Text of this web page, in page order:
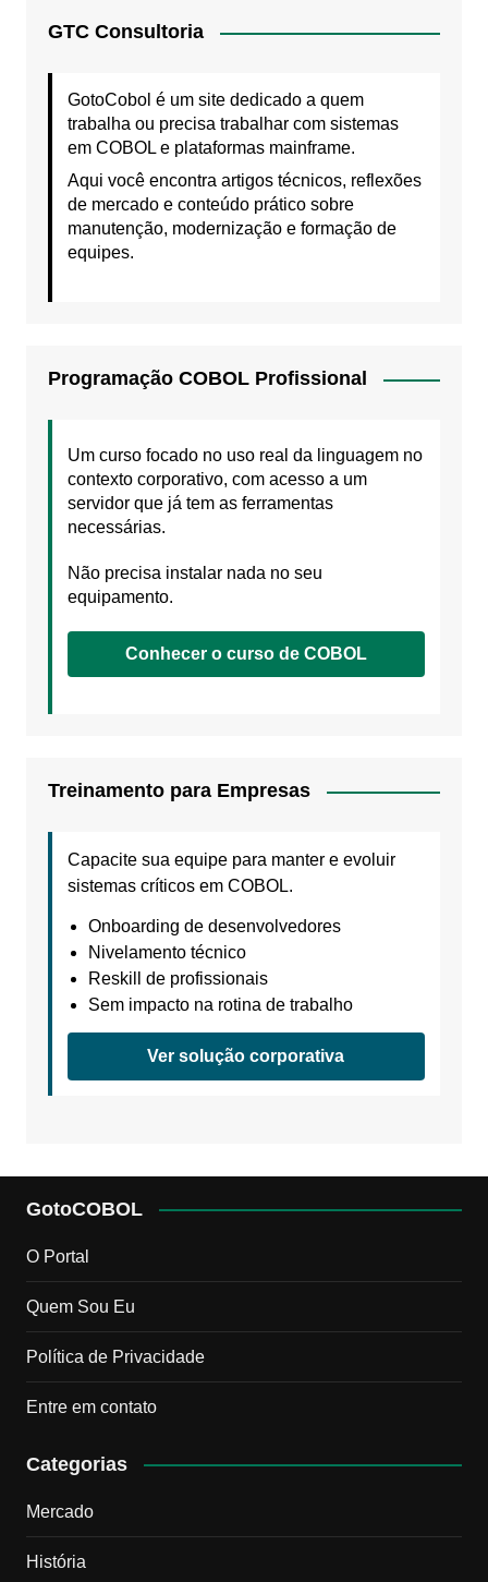
GTC Consultoria
GotoCobol é um site dedicado a quem
trabalha ou precisa trabalhar com sistemas
em COBOL e plataformas mainframe.
Aqui você encontra artigos técnicos, reflexões
de mercado e conteúdo prático sobre
manutenção, modernização e formação de
equipes.
Programação COBOL Profissional
Um curso focado no uso real da linguagem no
contexto corporativo, com acesso a um
servidor que já tem as ferramentas
necessárias.
Não precisa instalar nada no seu
equipamento.
Conhecer o curso de COBOL
Treinamento para Empresas
Capacite sua equipe para manter e evoluir
sistemas críticos em COBOL.
Onboarding de desenvolvedores
Nivelamento técnico
Reskill de profissionais
Sem impacto na rotina de trabalho
Ver solução corporativa
GotoCOBOL
O Portal
Quem Sou Eu
Política de Privacidade
Entre em contato
Categorias
Mercado
História